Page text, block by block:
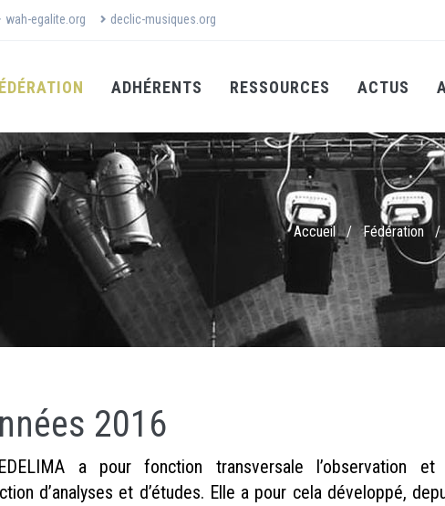
wah-egalite.org declic-musiques.org
ADHÉRENTS RESSOURCES ACTUS
Accueil/ Fédération /
2016
a pour fonction transversale l’observation et
d’analyses et d’études. Elle a pour cela développé,